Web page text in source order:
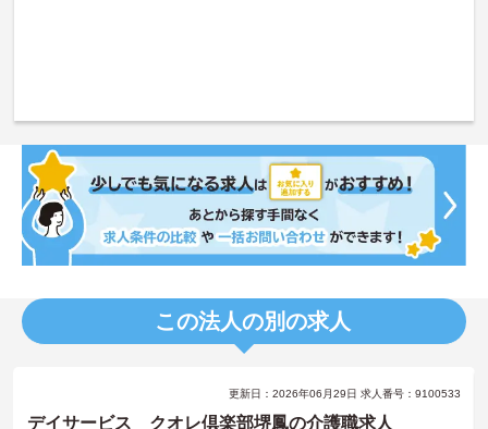
この法人の別の求人
更新日：2026年06月29日 求人番号：9100533
デイサービス クオレ倶楽部堺鳳の介護職求人